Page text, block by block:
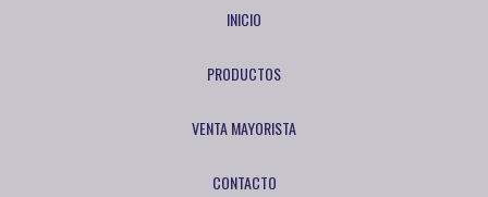
INICIO
PRODUCTOS
VENTA MAYORISTA
CONTACTO